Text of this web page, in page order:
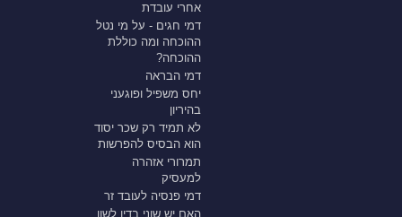
אחרי עובדת
דמי חגים - על מי נטל
ההוכחה ומה כוללת
ההוכחה?
דמי הבראה
יחס משפיל ופוגעני
בהיריון
לא תמיד רק שכר יסוד
הוא הבסיס להפרשות
תמרורי אזהרה
למעסיק
דמי פנסיה לעובד זר
האם יש שוני בדין לשון